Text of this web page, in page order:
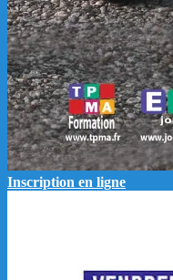
Inscription en ligne